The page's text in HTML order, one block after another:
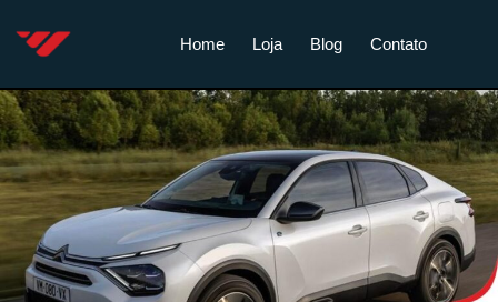
Home Loja Blog Contato